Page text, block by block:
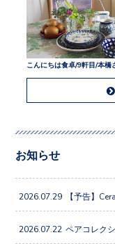
お知らせ
2026.07.29 【予告】
2026.07.22 ペアコレク